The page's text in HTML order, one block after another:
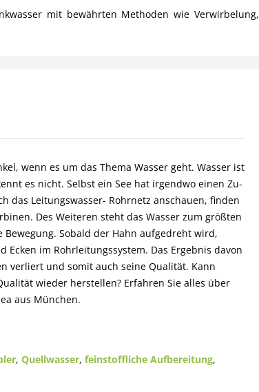
mit bewährten Methoden wie Verwirbelung,
wenn es um das Thema Wasser geht. Wasser ist
es nicht. Selbst ein See hat irgendwo einen Zu-
das Leitungswasser- Rohrnetz anschauen, finden
Des Weiteren steht das Wasser zum größten
Sobald der Hahn aufgedreht wird,
im Rohrleitungssystem. Das Ergebnis davon
verliert und somit auch seine Qualität. Kann
wieder herstellen? Erfahren Sie alles über
aus München.
, Quellwasser, feinstoffliche Aufbereitung,